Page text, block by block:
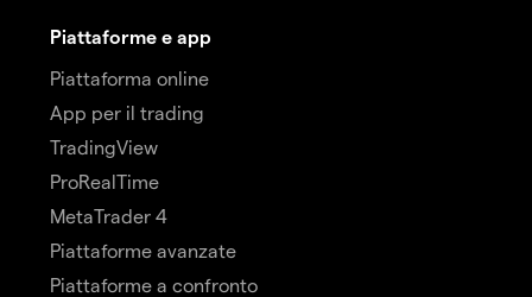
Piattaforme e app
Piattaforma online
App per il trading
TradingView
ProRealTime
MetaTrader 4
Piattaforme avanzate
Piattaforme a confronto